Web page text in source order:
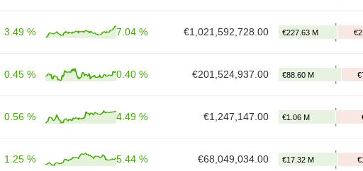
3.49 % 7.04 % €1,021,592,728.00
0.45 % 0.40 % €201,524,937.00
0.56 % 4.49 % €1,247,147.00
1.25 % 5.44 % €68,049,034.00